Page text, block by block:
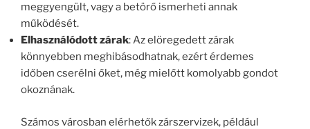
meggyengült, vagy a betörő ismerheti annak
működését.
Elhasználódott zárak: Az elöregedett zárak
könnyebben meghibásodhatnak, ezért érdemes
időben cserélni őket, még mielőtt komolyabb gondot
okoznának.
Számos városban elérhetők zárszervizek, például